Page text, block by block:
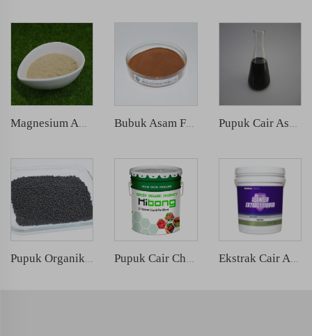
Pupuk Organik Butiran Asam Amino Pupuk Cair Chitosan Ekstrak Cair Alga Alamiah